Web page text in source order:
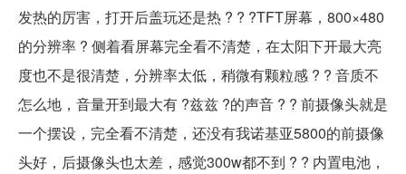
发热的厉害，打开后盖玩还是热 ? ? ?TFT屏幕，800×480
的分辨率 ? 侧着看屏幕完全看不清楚，在太阳下开最大亮
度也不是很清楚，分辨率太低，稍微有颗粒感 ? ? 音质不
怎么地，音量开到最大有 ?兹兹 ?的声音 ? ? 前摄像头就是
一个摆设，完全看不清楚，还没有我诺基亚5800的前摄像
头好，后摄像头也太差，感觉300w都不到 ? ? 内置电池，